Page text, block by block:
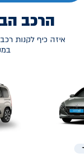
הרכב
איזה כיף לקנות